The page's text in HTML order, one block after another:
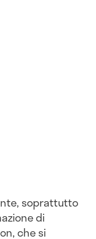
soprattutto
di
che si